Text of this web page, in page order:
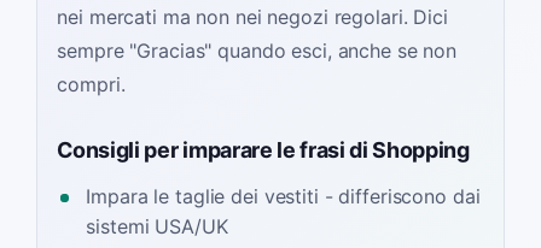
nei mercati ma non nei negozi regolari. Dici
sempre "Gracias" quando esci, anche se non
compri.
Consigli per imparare le frasi di Shopping
Impara le taglie dei vestiti - differiscono dai
sistemi USA/UK